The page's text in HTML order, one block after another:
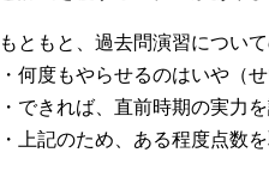
もともと、過去問演習につい
・何度もやらせるのはいや（せ
・できれば、直前時期の実力
・上記のため、ある程度点数